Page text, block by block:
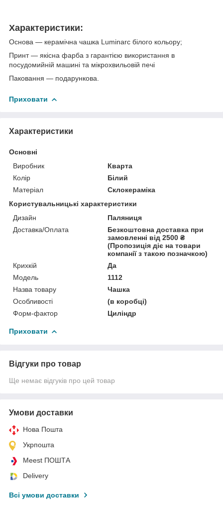
Характеристики:
Основа — керамічна чашка Luminarc білого кольору;
Принт — якісна фарба з гарантією використання в
посудомийній машині та мікрохвильовій печі
Паковання — подарункова.
Приховати
Характеристики
Основні
Виробник
Кварта
Колір
Білий
Матеріал
Склокераміка
Користувальницькі характеристики
Дизайн
Паляниця
Доставка/Оплата
Безкоштовна доставка при
замовленні від 2500 ₴
(Пропозиція діє на товари
компанії з такою позначкою)
Крихкій
Да
Мoдель
1112
Назва товару
Чашка
Особливості
(в коробці)
Форм-фактор
Циліндр
Приховати
Відгуки про товар
Ще немає відгуків про цей товар
Умови доставки
Нова Пошта
Укрпошта
Meest ПОШТА
Delivery
Всі умови доставки